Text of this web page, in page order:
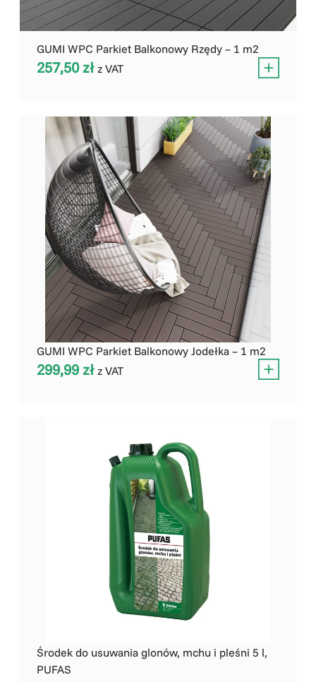
GUMI WPC Parkiet Balkonowy Rzędy – 1 m2
257,50zł z VAT
GUMI WPC Parkiet Balkonowy Jodełka – 1 m2
299,99zł z VAT
Środek do usuwania glonów, mchu i pleśni 5 l,
PUFAS